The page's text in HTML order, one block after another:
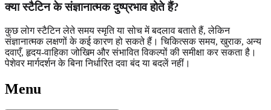
क्या स्टैटिन के संज्ञानात्मक दुष्प्रभाव होते हैं?
कुछ लोग स्टैटिन लेते समय स्मृति या सोच में बदलाव बताते हैं, लेकिन
संज्ञानात्मक लक्षणों के कई कारण हो सकते हैं। चिकित्सक समय, खुराक, अन्य
दवाएँ, हृदय-वाहिका जोखिम और संभावित विकल्पों की समीक्षा कर सकता है।
पेशेवर मार्गदर्शन के बिना निर्धारित दवा बंद या बदलें नहीं।
Menu